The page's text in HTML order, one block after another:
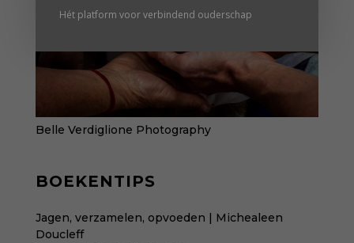
Belle Verdiglione Photography
BOEKENTIPS
Jagen, verzamelen, opvoeden | Michealeen
Doucleff
Hét platform voor verbindend ouderschap